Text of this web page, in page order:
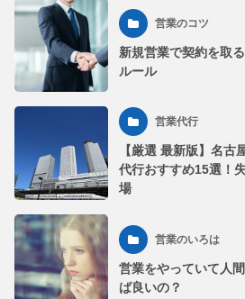
営業のコツ
新規営業で契約を取
ルール
営業代行
【厳選 最新版】名
代行おすすめ15選！
場
営業のいろは
営業をやっていて人
ば良いの？